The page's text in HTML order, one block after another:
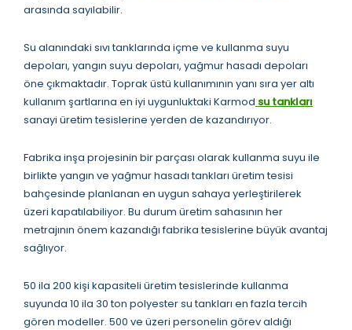
arasında sayılabilir.
Su alanındaki sıvı tanklarında içme ve kullanma suyu
depoları, yangın suyu depoları, yağmur hasadı depoları
öne çıkmaktadır. Toprak üstü kullanımının yanı sıra yer altı
kullanım şartlarına en iyi uygunluktaki Karmod su tankları
sanayi üretim tesislerine yerden de kazandırıyor.
Fabrika inşa projesinin bir parçası olarak kullanma suyu ile
birlikte yangın ve yağmur hasadı tankları üretim tesisi
bahçesinde planlanan en uygun sahaya yerleştirilerek
üzeri kapatılabiliyor. Bu durum üretim sahasının her
metrajının önem kazandığı fabrika tesislerine büyük avantaj
sağlıyor.
50 ila 200 kişi kapasiteli üretim tesislerinde kullanma
suyunda 10 ila 30 ton polyester su tankları en fazla tercih
gören modeller. 500 ve üzeri personelin görev aldığı